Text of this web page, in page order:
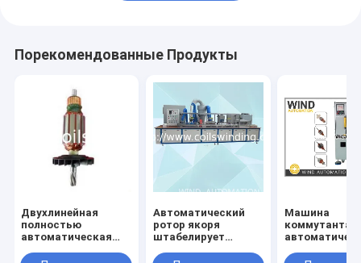
Порекомендованные Продукты
Двухлинейная
полностью
автоматическая
Автоматический
ротор якоря
штабелирует
Машина
коммутанта